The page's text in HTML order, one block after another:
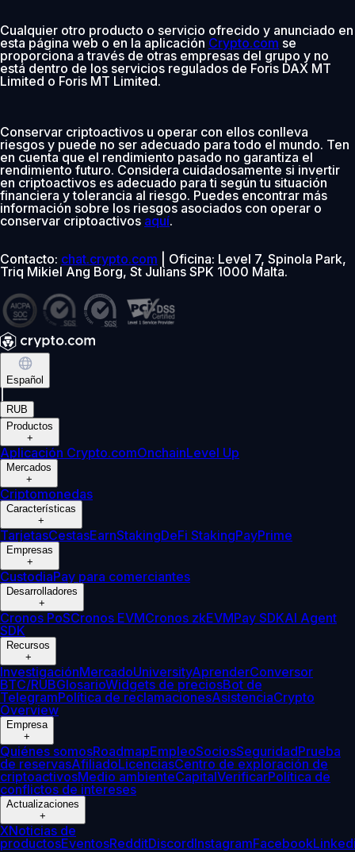
Cualquier otro producto o servicio ofrecido y anunciado en
esta página web o en la aplicación Crypto.com se
proporciona a través de otras empresas del grupo y no
está dentro de los servicios regulados de Foris DAX MT
Limited o Foris MT Limited.
Conservar criptoactivos u operar con ellos conlleva
riesgos y puede no ser adecuado para todo el mundo. Ten
en cuenta que el rendimiento pasado no garantiza el
rendimiento futuro. Considera cuidadosamente si invertir
en criptoactivos es adecuado para ti según tu situación
financiera y tolerancia al riesgo. Puedes encontrar más
información sobre los riesgos asociados con operar o
conservar criptoactivos aquí.
Contacto: chat.crypto.com | Oficina: Level 7, Spinola Park,
Triq Mikiel Ang Borg, St Julians SPK 1000 Malta.
Español
RUB
Productos
+
Aplicación Crypto.comOnchainLevel Up
Mercados
+
Criptomonedas
Características
+
TarjetasCestasEarnStakingDeFi StakingPayPrime
Empresas
+
CustodiaPay para comerciantes
Desarrolladores
+
Cronos PoSCronos EVMCronos zkEVMPay SDKAI Agent
SDK
Recursos
+
InvestigaciónMercadoUniversityAprenderConversor
BTC/RUBGlosarioWidgets de preciosBot de
TelegramPolítica de reclamacionesAsistenciaCrypto
Overview
Empresa
+
Quiénes somosRoadmapEmpleoSociosSeguridadPrueba
de reservasAfiliadoLicenciasCentro de exploración de
criptoactivosMedio ambienteCapitalVerificarPolítica de
conflictos de intereses
Actualizaciones
+
XNoticias de
productosEventosRedditDiscordInstagramFacebook